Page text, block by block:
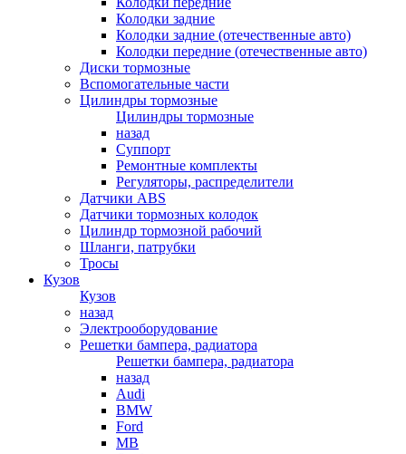
Колодки задние
Колодки задние (отечественные авто)
Колодки передние (отечественные авто)
Диски тормозные
Вспомогательные части
Цилиндры тормозные
Цилиндры тормозные
назад
Суппорт
Ремонтные комплекты
Регуляторы, распределители
Датчики ABS
Датчики тормозных колодок
Цилиндр тормозной рабочий
Шланги, патрубки
Тросы
Кузов
Кузов
назад
Электрооборудование
Решетки бампера, радиатора
Решетки бампера, радиатора
назад
Audi
BMW
Ford
MB